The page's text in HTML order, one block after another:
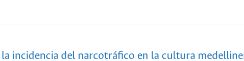
la incidencia del narcotráfico en la cultura